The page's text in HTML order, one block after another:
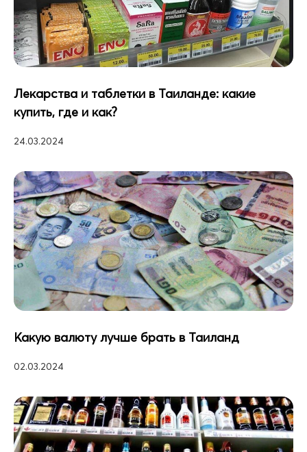
Лекарства и таблетки в Таиланде: какие
купить, где и как?
24.03.2024
Какую валюту лучше брать в Таиланд
02.03.2024